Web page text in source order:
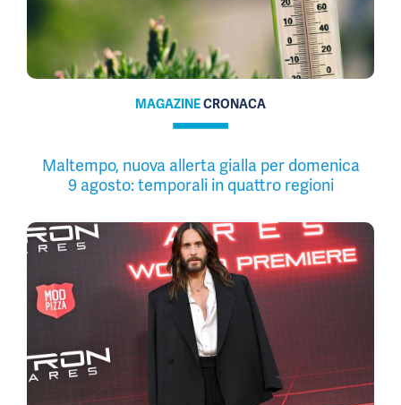
MAGAZINECRONACA
Maltempo, nuova allerta gialla per domenica
9 agosto: temporali in quattro regioni